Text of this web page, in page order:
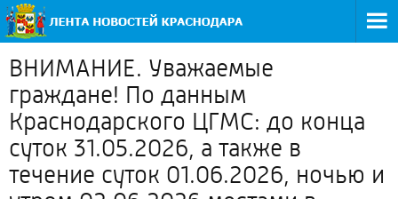
ВНИМАНИЕ. Уважаемые
граждане! По данным
Краснодарского ЦГМС: до конца
суток 31.05.2026, а также в
течение суток 01.06.2026, ночью и